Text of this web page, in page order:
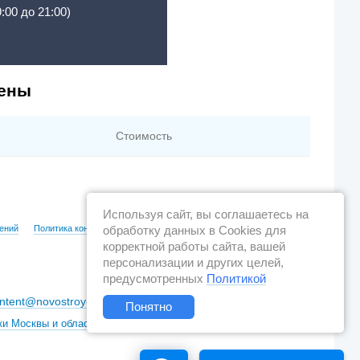
до 21:00)
Стоимость
Политика конфиденциальности
gid.ru
Москвы и области
Используя сайт, вы соглашаетесь на
обработку данных в Cookies для
корректной работы сайта, вашей
персонализации и других целей,
предусмотренных Политикой
Понятно